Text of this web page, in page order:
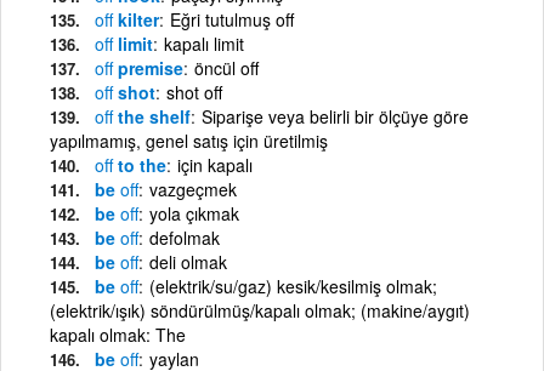
offkilter Eğri tutulmuş off
offlimit kapalı limit
offpremise öncül off
offshot shot off
offthe shelf Siparişe veya belirli bir ölçüye göre
yapılmamış, genel satış için üretilmiş
offto the için kapalı
be off vazgeçmek
be off yola çıkmak
be off defolmak
be off deli olmak
be off (elektrik/su/gaz) kesik/kesilmiş olmak;
(elektrik/ışık) söndürülmüş/kapalı olmak; (makine/aygıt)
kapalı olmak: The
be off yaylan